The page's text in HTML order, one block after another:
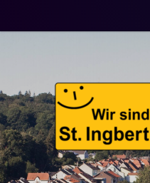
Spaß
ALLGEMEIN
Weniger als eine